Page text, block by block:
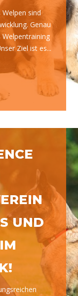
sind
Genau
Ziel ist es...
UND P
T